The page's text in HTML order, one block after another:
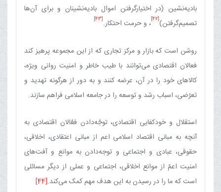
بادیه‌نشین (در اختیارگرفتن اموال بادیه‌نشینان و برای آن‌ها
تصمیم‌گرفتن)‏[42]، و حرمت احتکار.[43]
روشن است که بازار و مرکز تجاری که از این مجموعه پرهیز کند
فعالان اقتصادی می‌توانند با طیب خاطر و امنیت روانی ویژه،
کالاهای خود را در آن، عرضه کنند و به دور از هرگونه تهدید و
تعرّضی، اسباب رشد و توسعه را در جامعه اسلامی فراهم سازند.
استقلال و خودکفایی اقتصادی، توجّه‌دادن فعّالان اقتصادی به
آنچه به مبانی اقتصاد اسلامی اعم از مبانی اعتقادی، اخلاقی،
حقوقی، عبادی و اجتماعی و توجه‌دادن به موانع و آفت‌های
امنیت اعمّ از موانع اخلاقی، اجتماعی و عملی از دیگر مسائلی
است که ما را در رسیدن به این هدف مهم کمک می‌کند.[44]